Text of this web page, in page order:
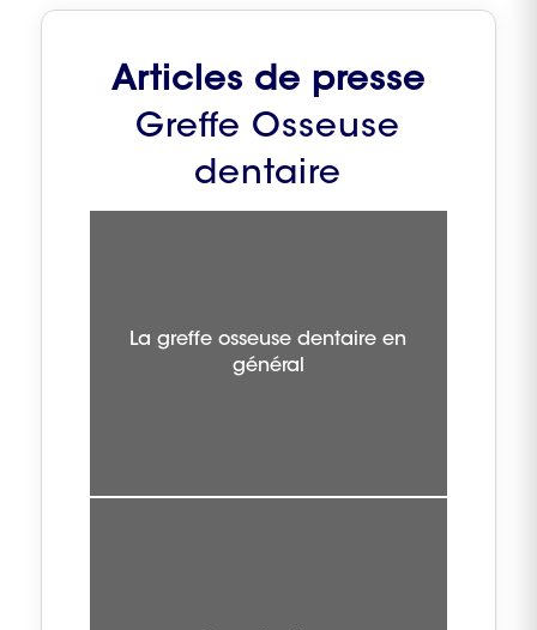
Articles de presse
Greffe Osseuse
dentaire
La greffe osseuse dentaire en
général